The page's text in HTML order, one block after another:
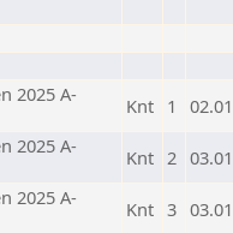
2025 A-
Knt 1
2025 A-
Knt 2
2025 A-
Knt 3